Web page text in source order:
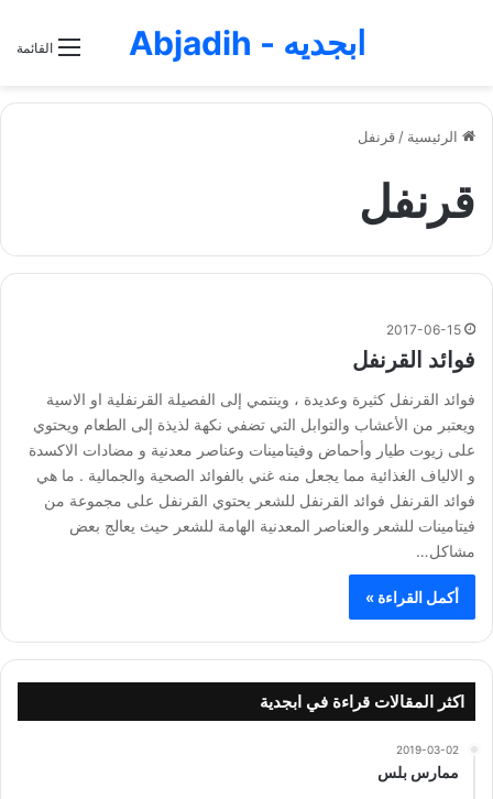
القائمة ابجديه - Abjadih
الرئيسية / قرنفل
قرنفل
2017-06-15
فوائد القرنفل
فوائد القرنفل كثيرة وعديدة ، وينتمي إلى الفصيلة القرنفلية او الاسية
ويعتبر من الأعشاب والتوابل التي تضفي نكهة لذيذة إلى الطعام ويحتوي
على زيوت طيار وأحماض وفيتامينات وعناصر معدنية و مضادات الاكسدة
و الالياف الغذائية مما يجعل منه غني بالفوائد الصحية والجمالية . ما هي
فوائد القرنفل فوائد القرنفل للشعر يحتوي القرنفل على مجموعة من
فيتامينات للشعر والعناصر المعدنية الهامة للشعر حيث يعالج بعض
مشاكل…
أكمل القراءة »
اكثر المقالات قراءة في ابجدية
2019-03-02
ممارس بلس